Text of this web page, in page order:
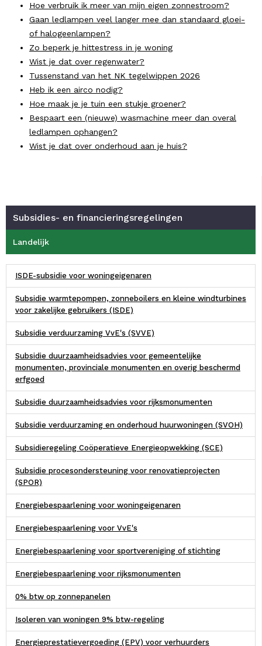
Hoe verbruik ik meer van mijn eigen zonnestroom?
Gaan ledlampen veel langer mee dan standaard gloei-
of halogeenlampen?
Zo beperk je hittestress in je woning
Wist je dat over regenwater?
Tussenstand van het NK tegelwippen 2026
Heb ik een airco nodig?
Hoe maak je je tuin een stukje groener?
Bespaart een (nieuwe) wasmachine meer dan overal
ledlampen ophangen?
Wist je dat over onderhoud aan je huis?
Subsidies- en financieringsregelingen
Landelijk
ISDE-subsidie voor woningeigenaren
Subsidie warmtepompen, zonneboilers en kleine windturbines
voor zakelijke gebruikers (ISDE)
Subsidie verduurzaming VvE's (SVVE)
Subsidie duurzaamheidsadvies voor gemeentelijke
monumenten, provinciale monumenten en overig beschermd
erfgoed
Subsidie duurzaamheidsadvies voor rijksmonumenten
Subsidie verduurzaming en onderhoud huurwoningen (SVOH)
Subsidieregeling Coöperatieve Energieopwekking (SCE)
Subsidie procesondersteuning voor renovatieprojecten
(SPOR)
Energiebespaarlening voor woningeigenaren
Energiebespaarlening voor VvE's
Energiebespaarlening voor sportvereniging of stichting
Energiebespaarlening voor rijksmonumenten
0% btw op zonnepanelen
Isoleren van woningen 9% btw-regeling
Energieprestatievergoeding (EPV) voor verhuurders